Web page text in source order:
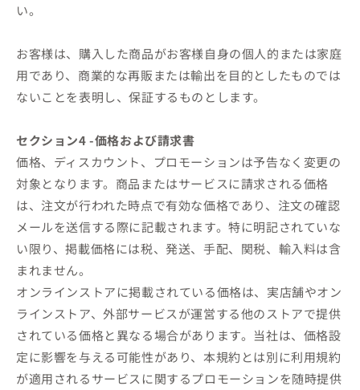
い。
お客様は、購入した商品がお客様自身の個人的または家庭
用であり、商業的な再販または輸出を目的としたものでは
ないことを表明し、保証するものとします。
セクション4 -価格および請求書
価格、ディスカウント、プロモーションは予告なく変更の
対象となります。商品またはサービスに請求される価格
は、注文が行われた時点で有効な価格であり、注文の確認
メールを送信する際に記載されます。特に明記されていな
い限り、掲載価格には税、発送、手配、関税、輸入料は含
まれません。
オンラインストアに掲載されている価格は、実店舗やオン
ラインストア、外部サービスが運営する他のストアで提供
されている価格と異なる場合があります。当社は、価格設
定に影響を与える可能性があり、本規約とは別に利用規約
が適用されるサービスに関するプロモーションを随時提供